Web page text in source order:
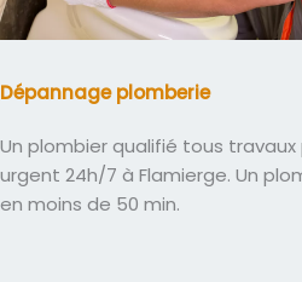
Dépannage plomberie
Un plombier qualifié tous
urgent 24h/7 à Flamierge. Un
en moins de 50 min.